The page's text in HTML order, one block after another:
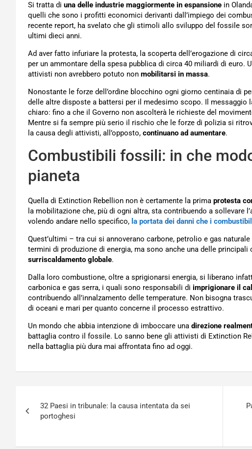
Si tratta di una delle industrie maggiormente in espansione in
quelli che sono i profitti economici derivanti dall’impiego dei
recente report, ha svelato che gli stimoli allo sviluppo del fossile
ultimi dieci anni.
Ad aver fatto infuriare la protesta, la scoperta dell’erogazione di
per un ammontare della spesa pubblica di circa 40 miliardi di euro.
attivisti non avrebbero potuto non mobilitarsi in massa.
Nonostante le forze dell’ordine blocchino ogni giorno centinaia di
delle altre disposte a battersi per il medesimo scopo. Il messaggio
chiaro: fino a che il Governo non ascolterà le richieste del
Mentre si fa sempre più serio il rischio che le forze di polizia si
la causa degli attivisti, all’opposto, continuano ad aumentare.
Combustibili fossili: in che
pianeta
Quella di Extinction Rebellion non è certamente la prima protesta
la mobilitazione che, più di ogni altra, sta contribuendo a sollevare
volendo andare nello specifico, la portata dei danni che i
Quest’ultimi – tra cui si annoverano carbone, petrolio e gas
termini di produzione di energia, ma sono anche una delle
surriscaldamento globale.
Dalla loro combustione, oltre a sprigionarsi energia, si liberano
carbonica e gas serra, i quali sono responsabili di imprigionare il
contribuendo all’innalzamento delle temperature. Non bisogna
di oceani e mari per quanto concerne il processo estrattivo.
Un mondo che abbia intenzione di imboccare una direzione
battaglia contro il fossile. Lo sanno bene gli attivisti di Extinction
nella battaglia più dura mai affrontata fino ad oggi.
articoli
32 Paesi in tribunale: la causa intentata da sei
portoghesi